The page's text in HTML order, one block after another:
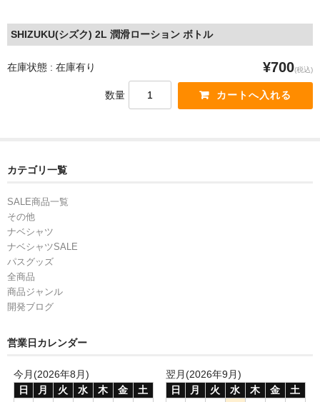
SHIZUKU(シズク) 2L 潤滑ローション ボトル
在庫状態 : 在庫有り ¥700(税込)
数量
カテゴリ一覧
SALE商品一覧
その他
ナベシャツ
ナベシャツSALE
パスグッズ
全商品
商品ジャンル
開発ブログ
営業日カレンダー
今月(2026年8月)
日
月 火 水 木 金
土
翌月(2026年9月)
日
月 火 水 木 金
土